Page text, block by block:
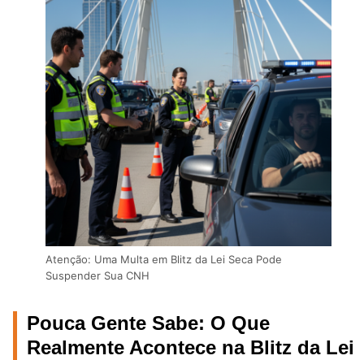
Atenção: Uma Multa em Blitz da Lei Seca Pode
Suspender Sua CNH
Pouca Gente Sabe: O Que
Realmente Acontece na Blitz da Lei